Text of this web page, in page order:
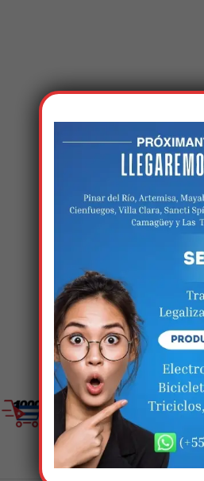
Estamos
nisso!
Em breve, esta
disponível com
incríveis.
paciência e